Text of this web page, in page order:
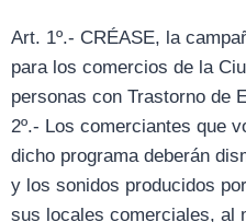
Art. 1º.- CRÉASE, la
para los comercios de la
personas con Trastorno de
2º.- Los comerciantes que
dicho programa deberán
y los sonidos producidos
sus locales comerciales, al